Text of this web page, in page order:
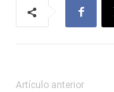
Artículo anterior